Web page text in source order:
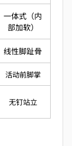
一体式（内
部加软）
线性脚趾骨
活动前脚掌
无钉站立